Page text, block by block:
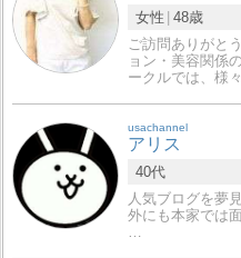
女性 48歳
ご訪問ありがと
ョン・美容関係
ークルでは、様
usachannel
アリス
40代
人気ブログを夢
外にも本家では
…